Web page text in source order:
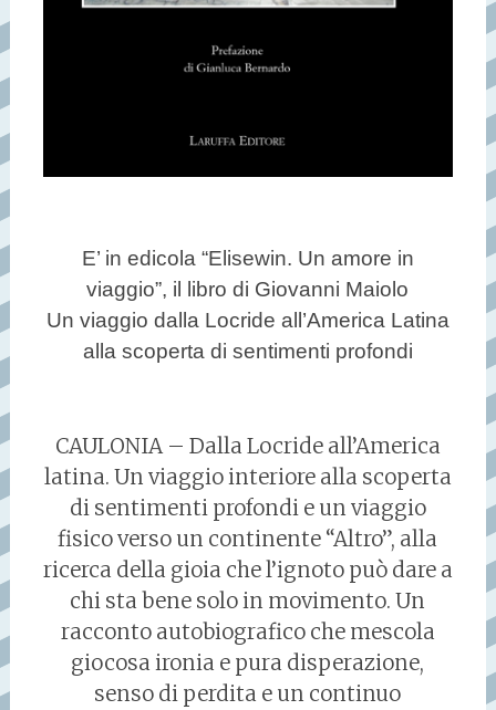
E’ in edicola “Elisewin. Un amore in
viaggio”, il libro di Giovanni Maiolo
Un viaggio dalla Locride all’America Latina
alla scoperta di sentimenti profondi
CAULONIA – Dalla Locride all’America
latina. Un viaggio interiore alla scoperta
di sentimenti profondi e un viaggio
fisico verso un continente “Altro”, alla
ricerca della gioia che l’ignoto può dare a
chi sta bene solo in movimento. Un
racconto autobiografico che mescola
giocosa ironia e pura disperazione,
senso di perdita e un continuo